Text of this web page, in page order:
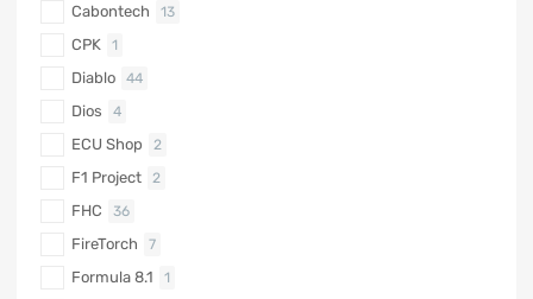
Cabontech 13
CPK 1
Diablo 44
Dios 4
ECU Shop 2
F1 Project 2
FHC 36
FireTorch 7
Formula 8.1 1